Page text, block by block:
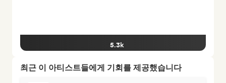
5.3k
최근 이 아티스트들에게 기회를 제공했습니다